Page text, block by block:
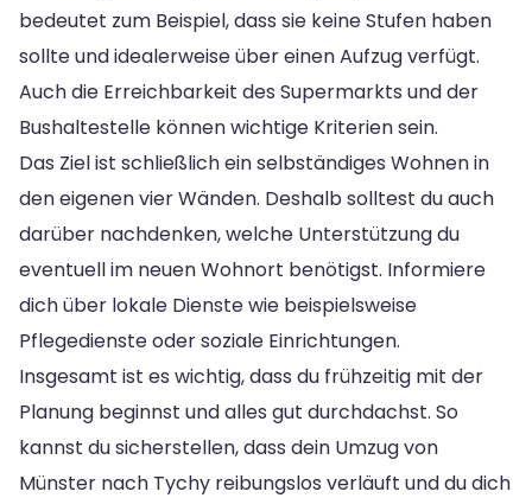
bedeutet zum Beispiel, dass sie keine Stufen haben
sollte und idealerweise über einen Aufzug verfügt.
Auch die Erreichbarkeit des Supermarkts und der
Bushaltestelle können wichtige Kriterien sein.
Das Ziel ist schließlich ein selbständiges Wohnen in
den eigenen vier Wänden. Deshalb solltest du auch
darüber nachdenken, welche Unterstützung du
eventuell im neuen Wohnort benötigst. Informiere
dich über lokale Dienste wie beispielsweise
Pflegedienste oder soziale Einrichtungen.
Insgesamt ist es wichtig, dass du frühzeitig mit der
Planung beginnst und alles gut durchdachst. So
kannst du sicherstellen, dass dein Umzug von
Münster nach Tychy reibungslos verläuft und du dich